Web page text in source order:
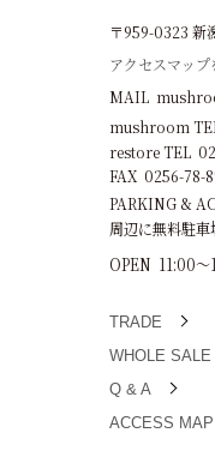
〒959-0323 新
アクセスマップ
MAIL
mushroom
restore TEL
FAX 0256-78-
PARKING &
周辺に無料駐車
OPEN 11:00
TRADE
WHOLE SALE
Q & A
ACCESS MAP